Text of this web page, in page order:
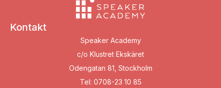
Kontakt
Speaker Academy
c/o Klustret Ekskäret
Odengatan 81, Stockholm
Tel: 0708-23 10 85